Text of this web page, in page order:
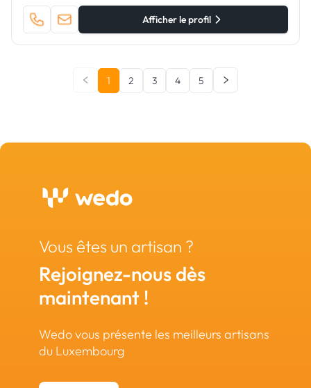
Afficher le profil
1 2 3 4 5
Vous êtes un artisan ?
Rejoignez-nous dès
maintenant !
Wedo vous présente les meilleurs artisans
du Luxembourg